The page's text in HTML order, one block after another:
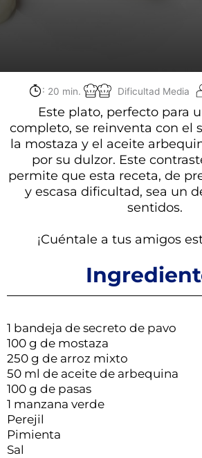
: 20 min. Dificultad Media
Este plato, perfecto para
completo, se reinventa con el
la mostaza y el aceite
por su dulzor. Este
permite que esta receta, de
y escasa dificultad, sea un
sentidos.
¡Cuéntale a tus amigos
1 bandeja de secreto de pavo
100 g de mostaza
250 g de arroz mixto
50 ml de aceite de arbequina
100 g de pasas
1 manzana verde
Perejil
Pimienta
Sal